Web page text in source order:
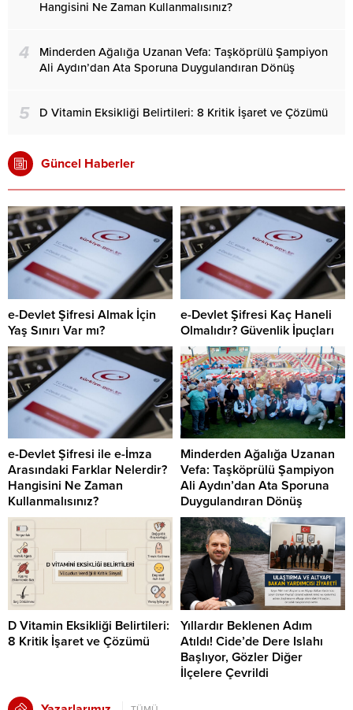
Hangisini Ne Zaman Kullanmalısınız?
4
Minderden Ağalığa Uzanan Vefa: Taşköprülü Şampiyon
Ali Aydın’dan Ata Sporuna Duygulandıran Dönüş
5 D Vitamin Eksikliği Belirtileri: 8 Kritik İşaret ve Çözümü
Güncel Haberler
e-Devlet Şifresi Almak İçin
Yaş Sınırı Var mı?
e-Devlet Şifresi Kaç Haneli
Olmalıdır? Güvenlik İpuçları
e-Devlet Şifresi ile e-İmza
Arasındaki Farklar Nelerdir?
Hangisini Ne Zaman
Kullanmalısınız?
Minderden Ağalığa Uzanan
Vefa: Taşköprülü Şampiyon
Ali Aydın’dan Ata Sporuna
Duygulandıran Dönüş
D Vitamin Eksikliği Belirtileri:
8 Kritik İşaret ve Çözümü
Yıllardır Beklenen Adım
Atıldı! Cide’de Dere Islahı
Başlıyor, Gözler Diğer
İlçelere Çevrildi